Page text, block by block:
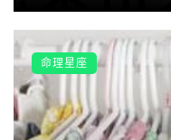
命理星座